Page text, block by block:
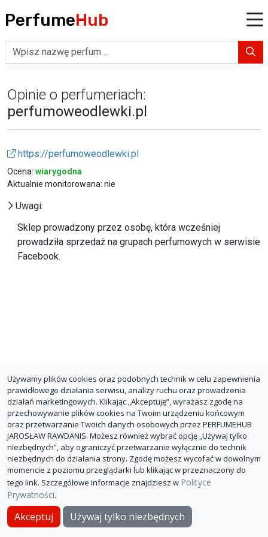
PerfumeHub
Opinie o perfumeriach:
perfumoweodlewki.pl
https://perfumoweodlewki.pl
Ocena: wiarygodna
Aktualnie monitorowana: nie
Uwagi:
Sklep prowadzony przez osobę, która wcześniej
prowadziła sprzedaż na grupach perfumowych w serwisie
Facebook.
O PerfumeHub Polityka Prywatności Dla sklepów
© PerfumeHub 2026
Używamy plików cookies oraz podobnych technik w celu zapewnienia
prawidłowego działania serwisu, analizy ruchu oraz prowadzenia
działań marketingowych. Klikając „Akceptuję”, wyrażasz zgodę na
przechowywanie plików cookies na Twoim urządzeniu końcowym
oraz przetwarzanie Twoich danych osobowych przez PERFUMEHUB
JAROSŁAW RAWDANIS. Możesz również wybrać opcję „Używaj tylko
niezbędnych”, aby ograniczyć przetwarzanie wyłącznie do technik
niezbędnych do działania strony. Zgodę możesz wycofać w dowolnym
momencie z poziomu przeglądarki lub klikając w przeznaczony do
tego link. Szczegółowe informacje znajdziesz w Polityce
Prywatności.
Akceptuj Używaj tylko niezbędnych